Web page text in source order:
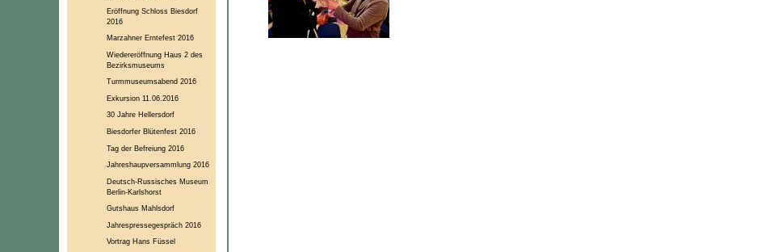
Eröffnung Schloss Biesdorf
2016
Marzahner Erntefest 2016
Wiedereröffnung Haus 2 des
Bezirksmuseums
Turmmuseumsabend 2016
Exkursion 11.06.2016
30 Jahre Hellersdorf
Biesdorfer Blütenfest 2016
Tag der Befreiung 2016
Jahreshaupversammlung 2016
Deutsch-Russisches Museum
Berlin-Karlshorst
Gutshaus Mahlsdorf
Jahrespressegespräch 2016
Vortrag Hans Füssel